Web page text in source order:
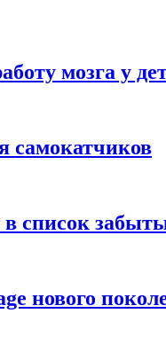
мозга у
самокатчиков
список
нового